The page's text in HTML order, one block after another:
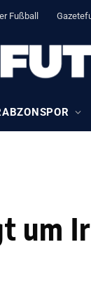
Fußball
um